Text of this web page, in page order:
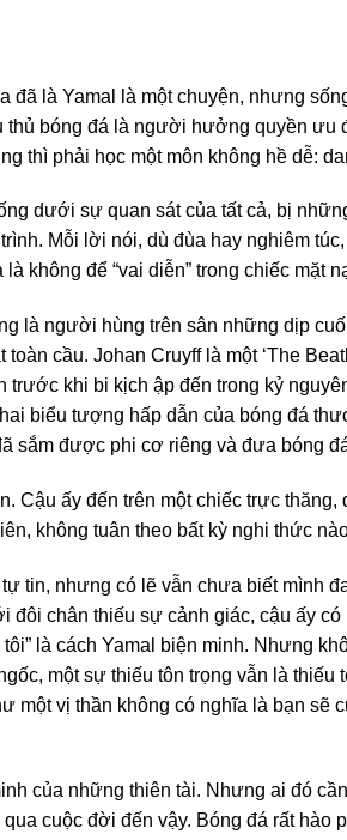
đã là Yamal là một chuyện, nhưng
thủ bóng đá là người hưởng quyền ưu
thì phải học một môn không hề dễ:
dưới sự quan sát của tất cả, bị
Mỗi lời nói, dù đùa hay nghiêm
là không để “vai diễn” trong chiếc mặt
là người hùng trên sân những dịp
toàn cầu. Johan Cruyff là một ‘The
trước khi bi kịch ập đến trong kỷ
biểu tượng hấp dẫn của bóng đá
sắm được phi cơ riêng và đưa bóng
Cậu ấy đến trên một chiếc trực
không tuân theo bất kỳ nghi thức
tin, nhưng có lẽ vẫn chưa biết mình
đôi chân thiếu sự cảnh giác, cậu ấy
là cách Yamal biện minh. Nhưng
một sự thiếu tôn trọng vẫn là
một vị thần không có nghĩa là bạn sẽ
của những thiên tài. Nhưng ai đó
cuộc đời đến vậy. Bóng đá rất